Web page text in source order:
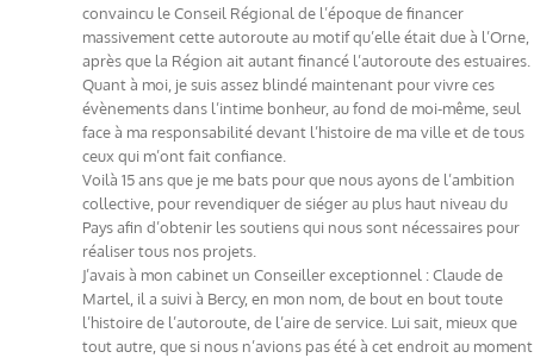
convaincu le Conseil Régional de l’époque de financer
massivement cette autoroute au motif qu’elle était due à l’Orne,
après que la Région ait autant financé l’autoroute des estuaires.
Quant à moi, je suis assez blindé maintenant pour vivre ces
évènements dans l’intime bonheur, au fond de moi-même, seul
face à ma responsabilité devant l’histoire de ma ville et de tous
ceux qui m’ont fait confiance.
Voilà 15 ans que je me bats pour que nous ayons de l’ambition
collective, pour revendiquer de siéger au plus haut niveau du
Pays afin d’obtenir les soutiens qui nous sont nécessaires pour
réaliser tous nos projets.
J’avais à mon cabinet un Conseiller exceptionnel : Claude de
Martel, il a suivi à Bercy, en mon nom, de bout en bout toute
l’histoire de l’autoroute, de l’aire de service. Lui sait, mieux que
tout autre, que si nous n’avions pas été à cet endroit au moment